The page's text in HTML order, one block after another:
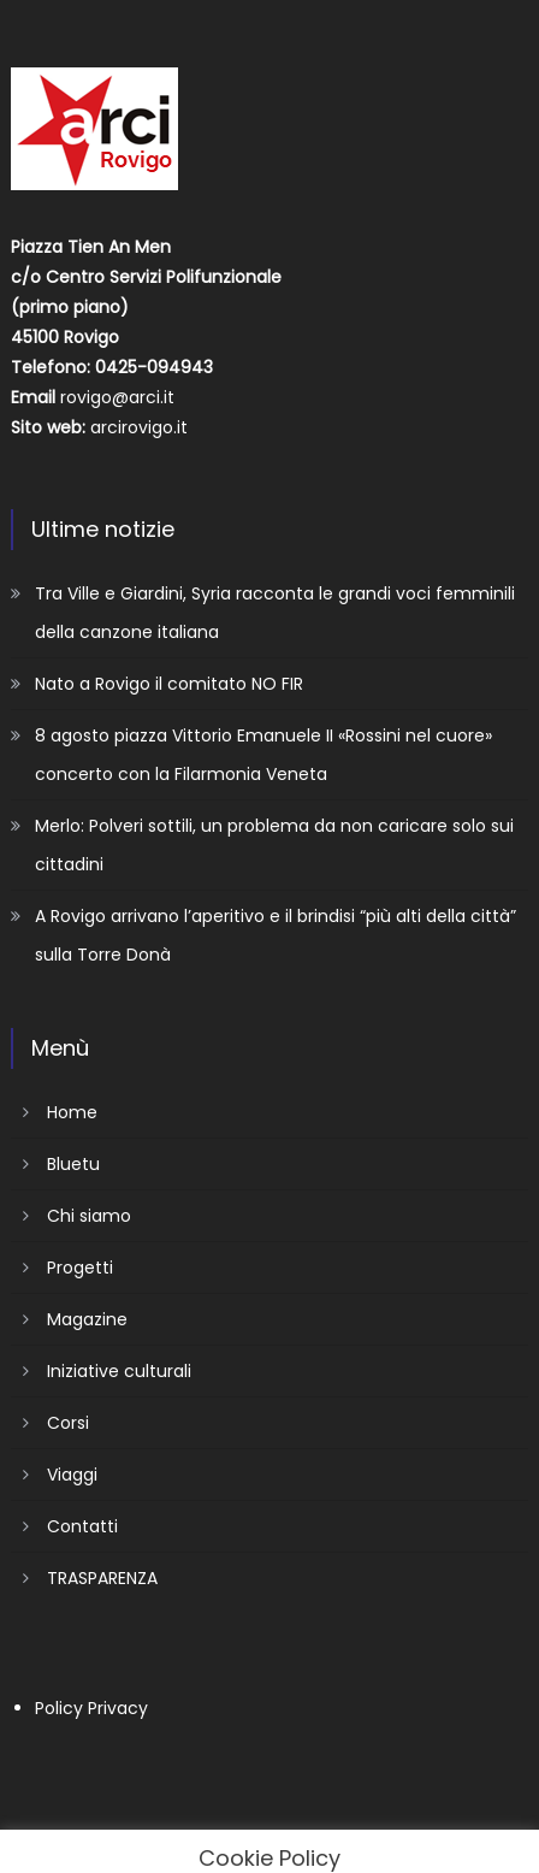
Piazza Tien An Men
c/o Centro Servizi Polifunzionale
(primo piano)
45100 Rovigo
Telefono: 0425-094943
Email rovigo@arci.it
Sito web: arcirovigo.it
Ultime notizie
Tra Ville e Giardini, Syria racconta le grandi voci femminili
della canzone italiana
Nato a Rovigo il comitato NO FIR
8 agosto piazza Vittorio Emanuele II «Rossini nel cuore»
concerto con la Filarmonia Veneta
Merlo: Polveri sottili, un problema da non caricare solo sui
cittadini
A Rovigo arrivano l’aperitivo e il brindisi “più alti della città”
sulla Torre Donà
Menù
Home
Bluetu
Chi siamo
Progetti
Magazine
Iniziative culturali
Corsi
Viaggi
Contatti
TRASPARENZA
Policy Privacy
Cookie Policy